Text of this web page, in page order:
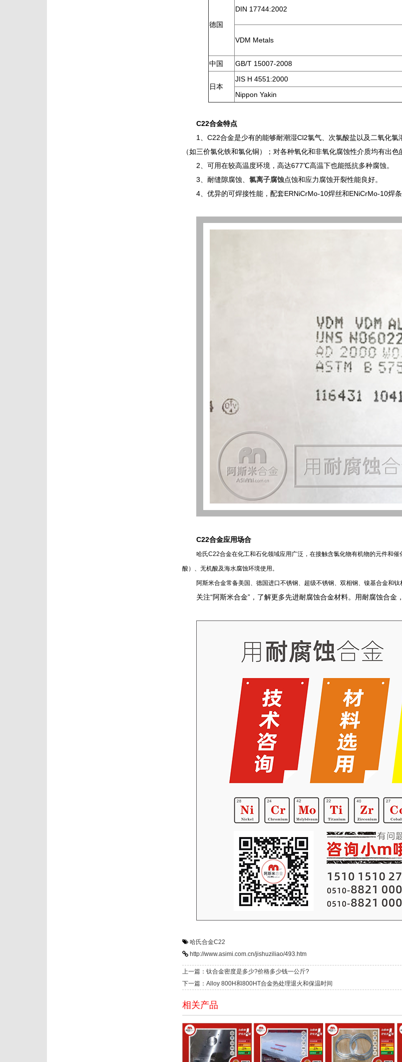
德国
DIN 17744:2002
VDM Metals
中国
GB/T 15007-2008
日本
JIS H 4551:2000
Nippon Yakin
C22合金特点
1、C22合金是少有的能够耐潮湿Cl2氯气、次氯酸盐以及二氧化
（如三价氯化铁和氯化铜）；对各种氧化和非氧化腐蚀性介质均有出色
2、可用在较高温度环境，高达677℃高温下也能抵抗多种腐蚀。
3、耐缝隙腐蚀、氯离子腐蚀点蚀和应力腐蚀开裂性能良好。
4、优异的可焊接性能，配套ERNiCrMo-10焊丝和ENiCrMo-10焊条
C22合金应用场合
哈氏C22合金在化工和石化领域应用广泛，在接触含氯化物有机物的元件和
酸）、无机酸及海水腐蚀环境使用。
阿斯米合金常备美国、德国进口不锈钢、超级不锈钢、双相钢、镍基合金和
关注“阿斯米合金”，了解更多先进耐腐蚀合金材料。用耐腐蚀合金
哈氏合金C22
http://www.asimi.com.cn/jishuziliao/493.htm
上一篇：钛合金密度是多少?价格多少钱一公斤?
下一篇：Alloy 800H和800HT合金热处理退火和保温时间
相关产品